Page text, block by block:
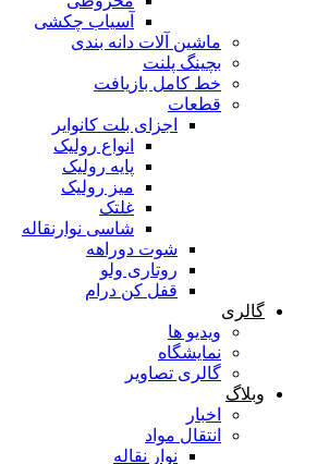
آسیاب چکشی
ماشین آلات دانه بندی
بچینگ پلنت
خط کامل بازیافت
قطعات
اجزای بلت کانوایر
انواع رولیک
پایه رولیک
میز رولیک
غلتک
شاسی نوارنقاله
شوت دوراهه
روتاری ولو
قفل کن درام
گالری
ویدیو ها
نمایشگاه
گالری تصاویر
وبلاگ
اخبار
انتقال مواد
نوار نقاله